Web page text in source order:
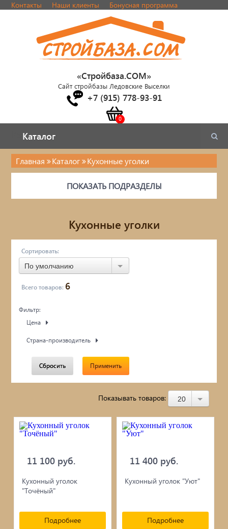
Контакты Наши клиенты Бонусная программа
«Стройбаза.COM»
Сайт стройбазы Ледовские Выселки
+7 (915) 778-93-91
Каталог
Каталог
Каталог
Комоды, тумбы
Мебель с искусственным старением
Дубовые бочки
Двухъярусные кровати
Детские кровати и диваны
Кухонные уголки
Главная Каталог Кухонные уголки
ПОКАЗАТЬ ПОДРАЗДЕЛЫ
Кухонные уголки
Сортировать:
По умолчанию
Всего товаров: 6
Фильтр:
Цена
Страна-производитель
Сбросить Применить
Показывать товаров: 20
11 100 руб.
Кухонный уголок
"Точёный"
Подробнее
11 400 руб.
Кухонный уголок "Уют"
Подробнее